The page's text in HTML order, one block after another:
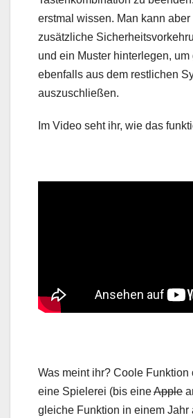
erstmal wissen. Man kann
zusätzliche
und ein Muster hinterlegen,
ebenfalls aus dem restlichen
auszuschließen.
Im Video seht ihr, wie das
Was meint ihr? Coole Funktion
eine Spielerei (bis eineApple
gleiche Funktion in einem Jahr